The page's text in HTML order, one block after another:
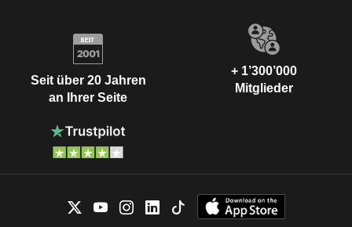
Seit über 20 Jahren
an Ihrer Seite
+ 1’300’000
Mitglieder